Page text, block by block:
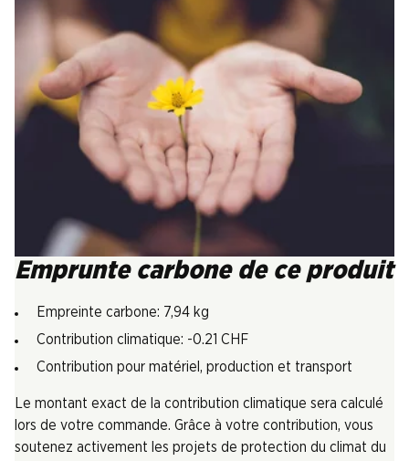
Emprunte carbone de ce produit
Empreinte carbone: 7,94 kg
Contribution climatique: -0.21 CHF
Contribution pour matériel, production et transport
Le montant exact de la contribution climatique sera calculé
lors de votre commande. Grâce à votre contribution, vous
soutenez activement les projets de protection du climat du